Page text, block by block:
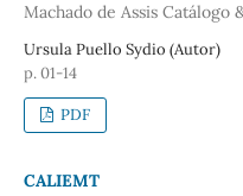
Machado de Assis Catálogo
Ursula Puello Sydio (Autor)
p. 01-14
PDF
CALIEMT